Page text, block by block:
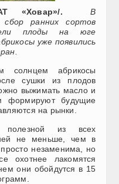
«Ховар»/.
В
ранних сортов
плоды на юге
уже появились
солнцем абрикосы
сушки из плодов
выжимать масло и
формируют будущие
на рынки.
полезной из всех
не меньше, чем в
незаменима, но
охотнее лакомятся
они обойдутся в 15